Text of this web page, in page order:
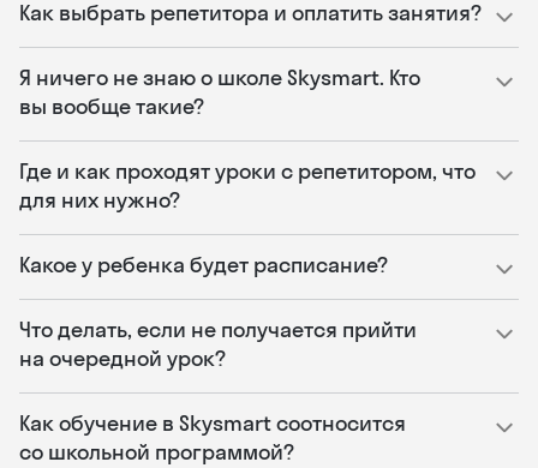
Как выбрать репетитора и оплатить занятия?
Я ничего не знаю о школе Skysmart. Кто
вы вообще такие?
Где и как проходят уроки с репетитором, что
для них нужно?
Какое у ребенка будет расписание?
Что делать, если не получается прийти
на очередной урок?
Как обучение в Skysmart соотносится
со школьной программой?